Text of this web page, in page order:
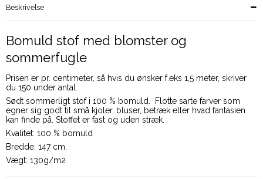
Beskrivelse
Bomuld stof med blomster og
sommerfugle
Prisen er pr. centimeter, så hvis du ønsker f.eks 1,5 meter, skriver
du 150 under antal.
Sødt sommerligt stof i 100 % bomuld. Flotte sarte farver som
egner sig godt til små kjoler, bluser, betræk eller hvad fantasien
kan finde på. Stoffet er fast og uden stræk.
Kvalitet: 100 % bomuld
Bredde: 147 cm.
Vægt: 130g/m2